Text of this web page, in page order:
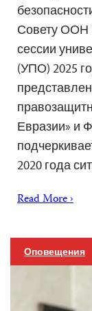
Совету ООН
сессии
(УПО) 2025
Евразии» и
2020 года
Read More ›
Оповещения